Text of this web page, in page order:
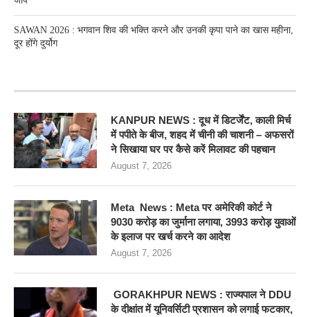
SAWAN 2026 : भगवान शिव की भक्ति करने और उनकी कृपा पाने का खास महीना,
दूर होंगे दुर्योग
KANPUR NEWS : दूध में डिटर्जेंट, काली मिर्च
में पपीते के बीज, शहद में चीनी की चाशनी – अफसरों
ने सिखाया घर पर कैसे करें मिलावट की पहचान
August 7, 2026
Meta News : Meta पर अमेरिकी कोर्ट ने
9030 करोड़ का जुर्माना लगाया, 3993 करोड़ युवाओं
के इलाज पर खर्च करने का आदेश
August 7, 2026
GORAKHPUR NEWS : राज्यपाल ने DDU
के दीक्षांत में यूनिवर्सिटी प्रशासन को लगाई फटकार,